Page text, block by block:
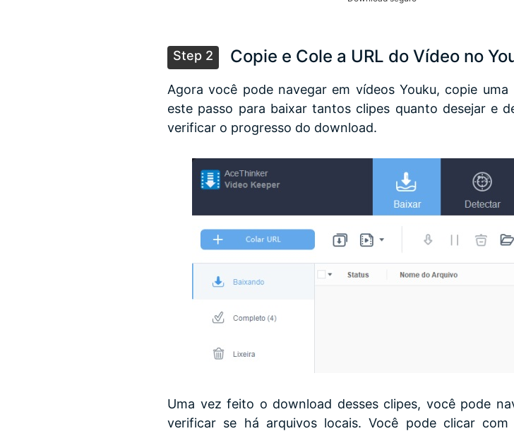
Step 2 Copie e Cole a URL do Vídeo no
Agora você pode navegar em vídeos Youku, copie
este passo para baixar tantos clipes quanto desejar e
verificar o progresso do download.
Uma vez feito o download desses clipes, você pode
verificar se há arquivos locais. Você pode clicar